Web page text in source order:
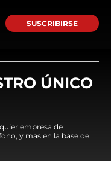
SUSCRIBIRSE
ÚNICO
empresa de
y mas en la base de